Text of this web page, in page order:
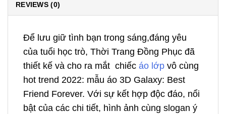
REVIEWS (0)
Để lưu giữ tình bạn trong sáng,đáng yêu
của tuổi học trò, Thời Trang Đồng Phục đã
thiết kế và cho ra mắt chiếc áo lớp vô cùng
hot trend 2022: mẫu áo 3D Galaxy: Best
Friend Forever. Với sự kết hợp độc đáo, nổi
bật của các chi tiết, hình ảnh cùng slogan ý